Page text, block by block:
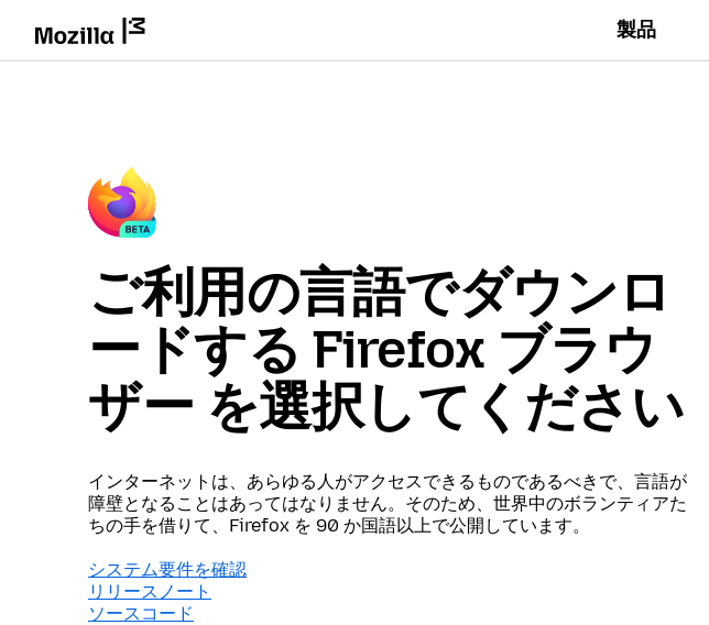
製品
ご利用の言語でダウンロ
ードする Firefox ブラウ
ザー を選択してください
インターネットは、あらゆる人がアクセスできるものであるべきで、言語が
障壁となることはあってはなりません。そのため、世界中のボランティアた
ちの手を借りて、Firefox を 90 か国語以上で公開しています。
システム要件を確認
リリースノート
ソースコード